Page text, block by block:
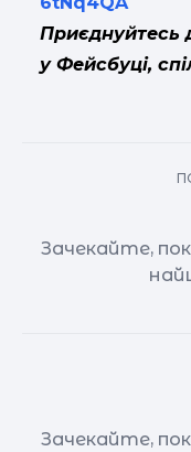
Приєднуйтесь
у Фейсбуці,
Зачекайте,
Зачекайте,